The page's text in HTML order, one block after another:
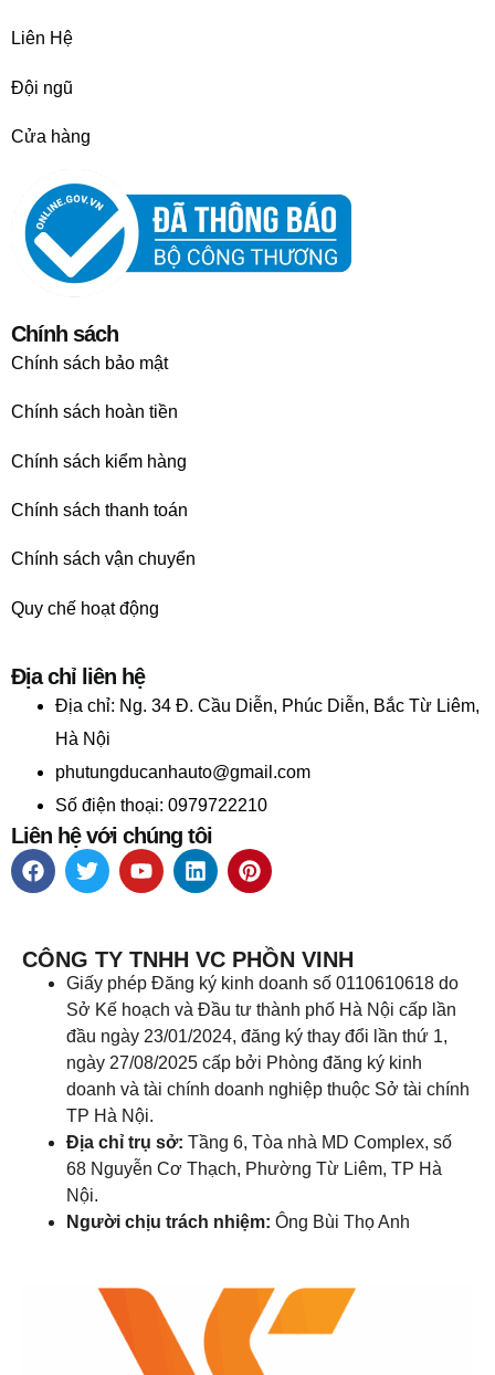
Liên Hệ
Đội ngũ
Cửa hàng
Chính sách
Chính sách bảo mật
Chính sách hoàn tiền
Chính sách kiểm hàng
Chính sách thanh toán
Chính sách vận chuyển
Quy chế hoạt động
Địa chỉ liên hệ
Địa chỉ: Ng. 34 Đ. Cầu Diễn, Phúc Diễn, Bắc Từ Liêm,
Hà Nội
phutungducanhauto@gmail.com
Số điện thoại: 0979722210
Liên hệ với chúng tôi
CÔNG TY TNHH VC PHỒN VINH
Giấy phép Đăng ký kinh doanh số 0110610618 do
Sở Kế hoạch và Đầu tư thành phố Hà Nội cấp lần
đầu ngày 23/01/2024, đăng ký thay đổi lần thứ 1,
ngày 27/08/2025 cấp bởi Phòng đăng ký kinh
doanh và tài chính doanh nghiệp thuộc Sở tài chính
TP Hà Nội.
Địa chỉ trụ sở: Tầng 6, Tòa nhà MD Complex, số
68 Nguyễn Cơ Thạch, Phường Từ Liêm, TP Hà
Nội.
Người chịu trách nhiệm: Ông Bùi Thọ Anh